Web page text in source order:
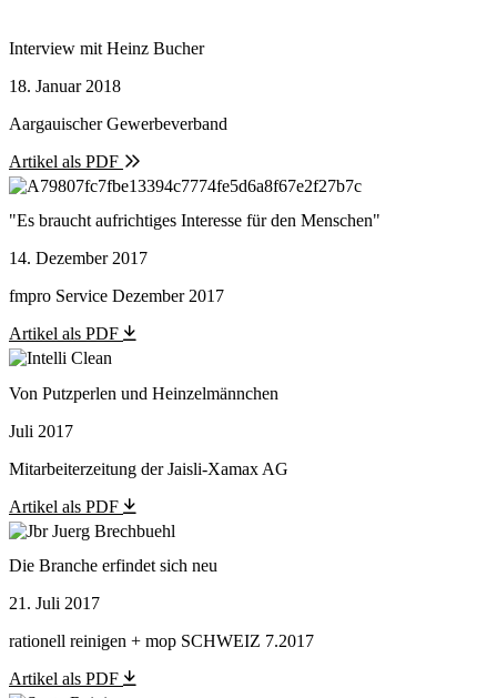
Interview mit Heinz Bucher
18. Januar 2018
Aargauischer Gewerbeverband
Artikel als PDF
"Es braucht aufrichtiges Interesse für den Menschen"
14. Dezember 2017
fmpro Service Dezember 2017
Artikel als PDF
Von Putzperlen und Heinzelmännchen
Juli 2017
Mitarbeiterzeitung der Jaisli-Xamax AG
Artikel als PDF
Die Branche erfindet sich neu
21. Juli 2017
rationell reinigen + mop SCHWEIZ 7.2017
Artikel als PDF